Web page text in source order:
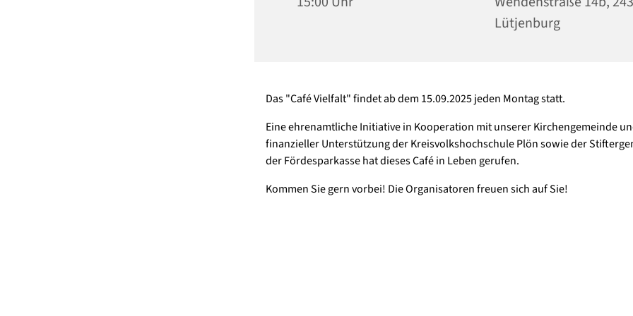
Lütjenburg
Das "Café Vielfalt" findet ab dem 15.09.2025 jeden Montag statt.
Eine ehrenamtliche Initiative in Kooperation mit unserer Kirchengemeinde
finanzieller Unterstützung der Kreisvolkshochschule Plön sowie der
der Fördesparkasse hat dieses Café in Leben gerufen.
Kommen Sie gern vorbei! Die Organisatoren freuen sich auf Sie!